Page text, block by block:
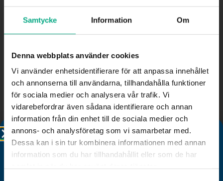
Samtycke Information Om
Denna webbplats använder cookies
Vi använder enhetsidentifierare för att anpassa innehållet
och annonserna till användarna, tillhandahålla funktioner
för sociala medier och analysera vår trafik. Vi
vidarebefordrar även sådana identifierare och annan
information från din enhet till de sociala medier och
annons- och analysföretag som vi samarbetar med.
Dessa kan i sin tur kombinera informationen med annan
information som du har tillhandahållit eller som de har
Sista registreringsdagen har passerat.
Fastigo